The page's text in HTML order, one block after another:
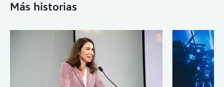
Más historias